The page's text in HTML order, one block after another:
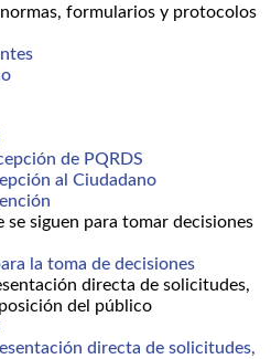
formularios y protocolos
de PQRDS
al Ciudadano
se siguen para tomar decisiones
la toma de decisiones
directa de solicitudes,
del público
directa de solicitudes,